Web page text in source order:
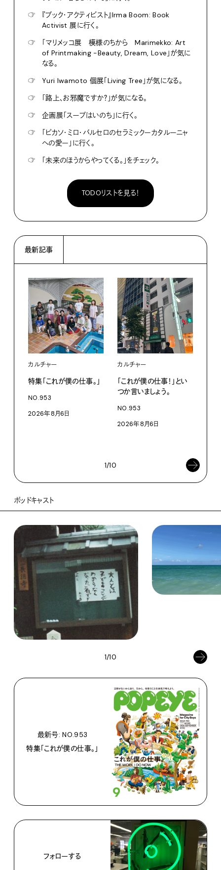
☞
『ブック・アクティビスト』Irma Boom: Book
Activist 展に行く。
☞
「マリメッコ展 模様のちから Marimekko: Art
of Printmaking -Beauty, Dream, Love」が気に
なる。
☞
Yuri Iwamoto 個展「Living Tree」が気になる。
☞
「路上、お邪魔ですか？」が気になる。
☞
企画展「スープはいのち」に行く。
☞
「ピカソ・ミロ・バルセロのセラミックーカタルーニャ
への愛ー」に行く。
☞
「未来のほうからやってくる。」をチェック。
TODOリストを見る！
最新記事
カルチャー
特集「これが僕の仕事。」
NO.953
2026年8月6日
カルチャー
「これが僕の仕事！」とい
つか言いましょう。
NO.953
2026年8月6日
1/10
ポッドキャスト
1/10
最新号: NO.953
特集「これが僕の仕事。」
フォローする